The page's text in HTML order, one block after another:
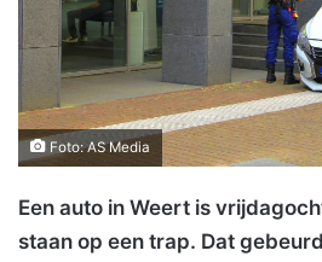
Foto: AS Media
Een auto in Weert is
staan op een trap. Dat